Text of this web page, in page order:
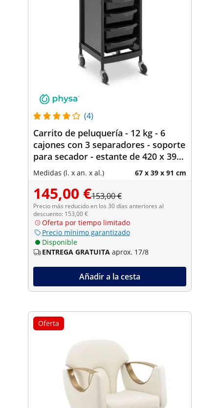
(4)
Carrito de peluquería - 12 kg - 6
cajones con 3 separadores - soporte
para secador - estante de 420 x 390
mm
Medidas (l. x an. x al.) 67 x 39 x 91 cm
145,00 €153,00 €
Precio más reducido en los 30 días anteriores al
descuento: 153,00 €
Oferta por tiempo limitado
Precio mínimo garantizado
Disponible
ENTREGA GRATUITA aprox. 17/8
Añadir a la cesta
Oferta